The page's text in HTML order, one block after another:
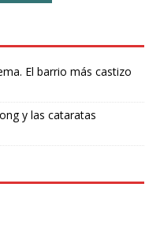
El barrio más castizo
y las cataratas